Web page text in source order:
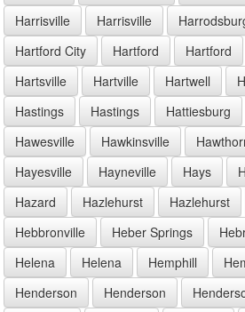
Harrisville
Harrisville
Hartford City
Hartford Hartford
Hartsville
Hartville Hartwell
Hastings
Hastings Hattiesburg
Hawesville
Hawkinsville
Hayesville
Hayneville Hays
Hazard
Hazlehurst Hazlehurst
Hebbronville
Heber Springs
Helena
Helena Hemphill
Henderson
Henderson